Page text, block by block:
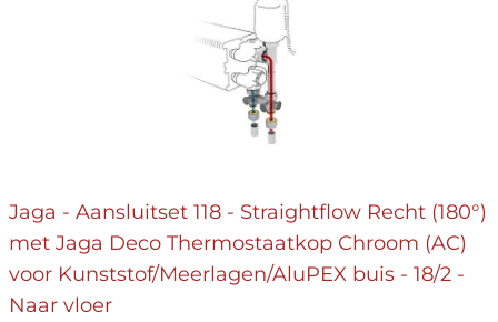
Jaga - Aansluitset 118 - Straightflow Recht (180°)
met Jaga Deco Thermostaatkop Chroom (AC)
voor Kunststof/Meerlagen/AluPEX buis - 18/2 -
Naar vloer